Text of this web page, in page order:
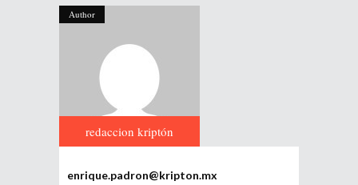
Author
redaccion kriptón
enrique.padron@kripton.mx